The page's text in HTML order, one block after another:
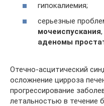
гипокалиемия;
серьезные
мочеиспускания
аденомы
Отечно-асцитический
осложнение цирроза
прогрессирование
летальностью в течение